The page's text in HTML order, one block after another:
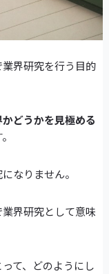
界研究を行う目的
どうかを見極める
なりません。
界研究として意味
て、どのようにし